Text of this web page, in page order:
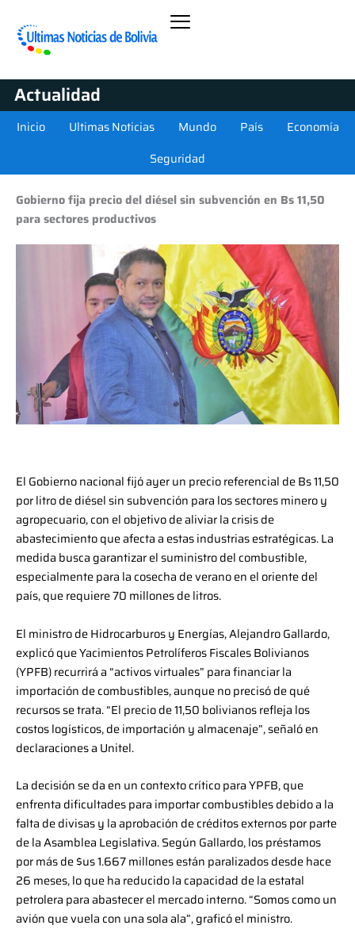
Actualidad
Inicio Ultimas Noticias Mundo País
Economía
Seguridad
Gobierno fija precio del diésel sin subvención en Bs 11,50
para sectores productivos
El Gobierno nacional fijó ayer un precio referencial de Bs 11,50
por litro de diésel sin subvención para los sectores minero y
agropecuario, con el objetivo de aliviar la crisis de
abastecimiento que afecta a estas industrias estratégicas. La
medida busca garantizar el suministro del combustible,
especialmente para la cosecha de verano en el oriente del
país, que requiere 70 millones de litros.
El ministro de Hidrocarburos y Energías, Alejandro Gallardo,
explicó que Yacimientos Petrolíferos Fiscales Bolivianos
(YPFB) recurrirá a “activos virtuales” para financiar la
importación de combustibles, aunque no precisó de qué
recursos se trata. “El precio de 11,50 bolivianos refleja los
costos logísticos, de importación y almacenaje”, señaló en
declaraciones a Unitel.
La decisión se da en un contexto crítico para YPFB, que
enfrenta dificultades para importar combustibles debido a la
falta de divisas y la aprobación de créditos externos por parte
de la Asamblea Legislativa. Según Gallardo, los préstamos
por más de $us 1.667 millones están paralizados desde hace
26 meses, lo que ha reducido la capacidad de la estatal
petrolera para abastecer el mercado interno. “Somos como un
avión que vuela con una sola ala”, graficó el ministro.